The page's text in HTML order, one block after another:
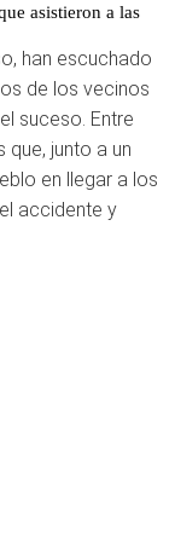
asistieron a las
han escuchado
de los vecinos
suceso. Entre
que, junto a un
en llegar a los
accidente y